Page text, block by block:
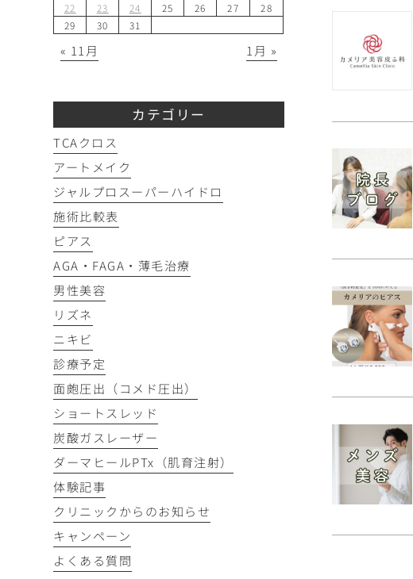
22
23 24 25 26 27
28
29
30 31
« 11月 1月 »
カテゴリー
TCAクロス
アートメイク
ジャルプロスーパーハイドロ
施術比較表
ピアス
AGA・FAGA・薄毛治療
男性美容
リズネ
ニキビ
診療予定
面皰圧出（コメド圧出）
ショートスレッド
炭酸ガスレーザー
ダーマヒールPTx（肌育注射）
体験記事
クリニックからのお知らせ
キャンペーン
よくある質問